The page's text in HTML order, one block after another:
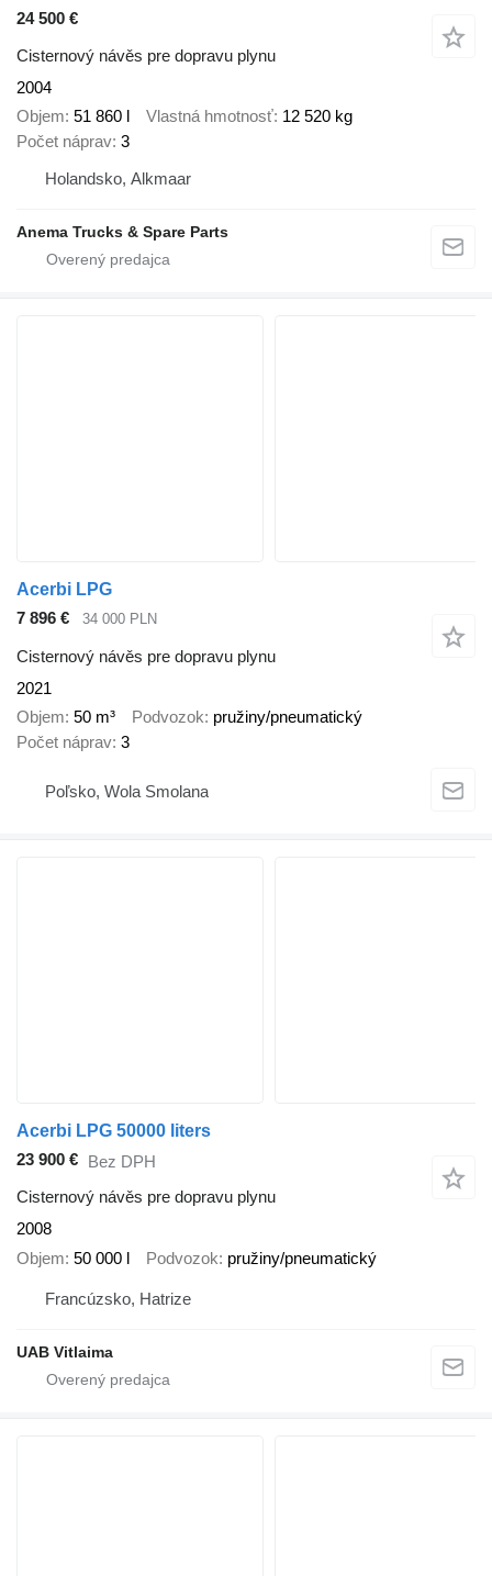
24 500 €
Cisternový návěs pre dopravu plynu
2004
Objem 51 860 l Vlastná hmotnosť 12 520 kg
Počet náprav 3
Holandsko, Alkmaar
Anema Trucks & Spare Parts
Acerbi LPG
7 896 €
34 000 PLN
Cisternový návěs pre dopravu plynu
2021
Objem 50 m³ Podvozok pružiny/pneumatický
Počet náprav 3
Poľsko, Wola Smolana
Acerbi LPG 50000 liters
23 900 € Bez DPH
Cisternový návěs pre dopravu plynu
2008
Objem 50 000 l Podvozok pružiny/pneumatický
Francúzsko, Hatrize
UAB Vitlaima